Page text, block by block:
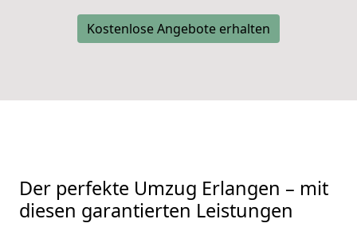
Kostenlose Angebote erhalten
Der perfekte Umzug Erlangen – mit
diesen garantierten Leistungen